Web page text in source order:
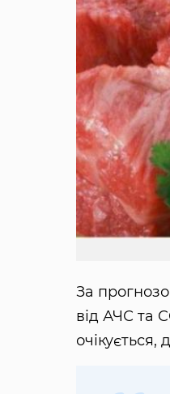
За
від АЧС та